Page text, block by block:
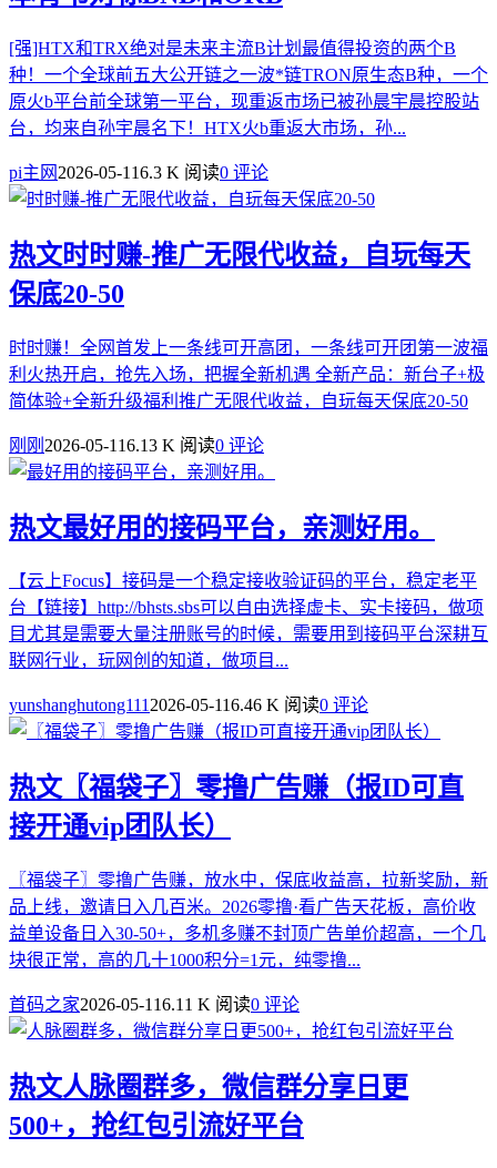
[强]HTX和TRX绝对是未来主流B计划最值得投资的两个B
种！一个全球前五大公开链之一波*链TRON原生态B种，一个
原火b平台前全球第一平台，现重返市场已被孙晨宇晨控股站
台，均来自孙宇晨名下！HTX火b重返大市场，孙...
pi主网 2026-05-116.3 K 阅读0 评论
热文时时赚-推广无限代收益，自玩每天
保底20-50
时时赚！全网首发上一条线可开高团，一条线可开团第一波福
利火热开启，抢先入场，把握全新机遇 全新产品：新台子+极
简体验+全新升级福利推广无限代收益，自玩每天保底20-50
刚刚 2026-05-116.13 K 阅读0 评论
热文最好用的接码平台，亲测好用。
【云上Focus】接码是一个稳定接收验证码的平台，稳定老平
台【链接】http://bhsts.sbs可以自由选择虚卡、实卡接码，做项
目尤其是需要大量注册账号的时候，需要用到接码平台深耕互
联网行业，玩网创的知道，做项目...
yunshanghutong1112026-05-116.46 K 阅读0 评论
热文〖福袋子〗零撸广告赚（报ID可直
接开通vip团队长）
〖福袋子〗零撸广告赚，放水中，保底收益高，拉新奖励，新
品上线，邀请日入几百米。2026零撸·看广告天花板，高价收
益单设备日入30-50+，多机多赚不封顶广告单价超高，一个几
块很正常，高的几十1000积分=1元，纯零撸...
首码之家2026-05-116.11 K 阅读0 评论
热文人脉圈群多，微信群分享日更
500+，抢红包引流好平台